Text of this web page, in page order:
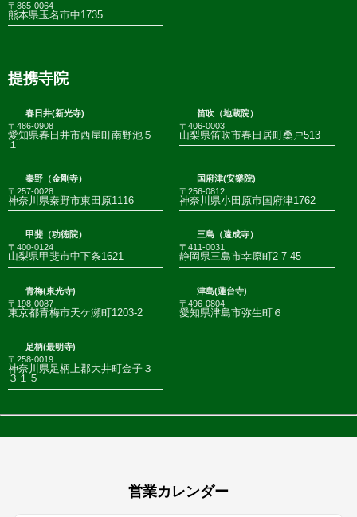
〒865-0064
熊本県玉名市中1735
提携寺院
春日井(新光寺)
〒486-0908
愛知県春日井市西屋町南野池５
１
笛吹（地蔵院）
〒406-0003
山梨県笛吹市春日居町桑戸513
秦野（金剛寺）
〒257-0028
神奈川県秦野市東田原1116
国府津(安樂院)
〒256-0812
神奈川県小田原市国府津1762
甲斐（功徳院）
〒400-0124
山梨県甲斐市中下条1621
三島（遠成寺）
〒411-0031
静岡県三島市幸原町2-7-45
青梅(東光寺)
〒198-0087
東京都青梅市天ケ瀬町1203-2
津島(蓮台寺)
〒496-0804
愛知県津島市弥生町６
足柄(最明寺)
〒258-0019
神奈川県足柄上郡大井町金子３
３１５
営業カレンダー